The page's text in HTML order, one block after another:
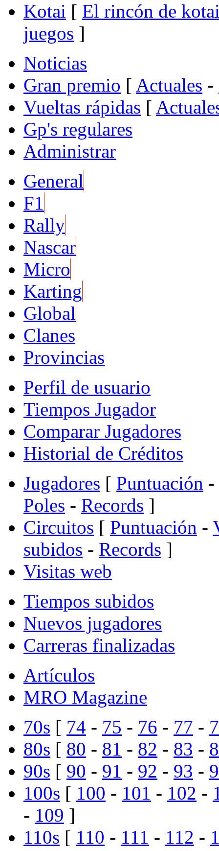
Kotai [ El rincón de
juegos ]
Noticias
Gran premio [ Actuales -
Vueltas rápidas [
Gp's regulares
Administrar
General
F1
Rally
Nascar
Micro
Karting
Global
Clanes
Provincias
Perfil de usuario
Tiempos Jugador
Comparar Jugadores
Historial de Créditos
Jugadores [ Puntuación -
Poles - Records ]
Circuitos [ Puntuación -
subidos - Records ]
Visitas web
Tiempos subidos
Nuevos jugadores
Carreras finalizadas
Artículos
MRO Magazine
70s [ 74 - 75 - 76 - 77 -
80s [ 80 - 81 - 82 - 83 -
90s [ 90 - 91 - 92 - 93 -
100s [ 100 - 101 - 102 -
- 109 ]
110s [ 110 - 111 - 112 -